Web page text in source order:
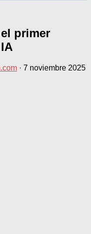
primer
· 7 noviembre 2025